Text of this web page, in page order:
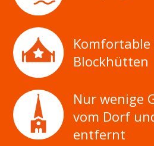
Blockhütten
Nur wenige
vom Dorf
entfernt